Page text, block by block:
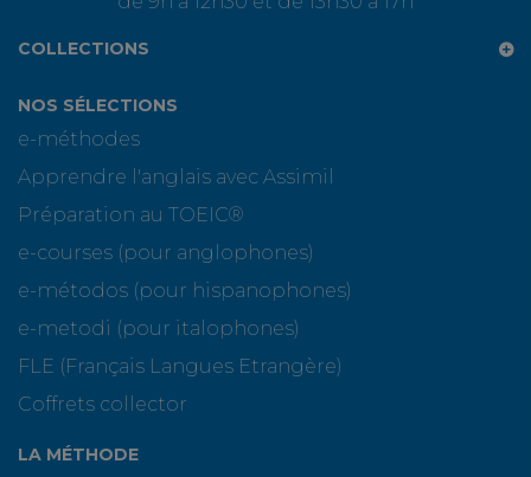
COLLECTIONS
NOS SÉLECTIONS
e-méthodes
Apprendre l'anglais avec Assimil
Préparation au TOEIC®
e-courses (pour anglophones)
e-métodos (pour hispanophones)
e-metodi (pour italophones)
FLE (Français Langues Etrangère)
Coffrets collector
LA MÉTHODE